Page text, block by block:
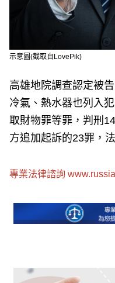
示意圖(截取自LovePik)
高雄地院調查認定被
冷氣、熱水器也列入
取財物罪等罪，判刑
方追加起訴的23罪，
專業法律諮詢